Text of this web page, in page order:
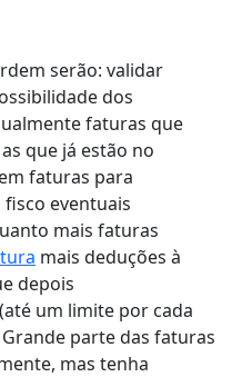
serão: validar
dos
faturas que
que já estão no
faturas para
eventuais
mais faturas
mais deduções à
depois
um limite por cada
parte das faturas
mas tenha